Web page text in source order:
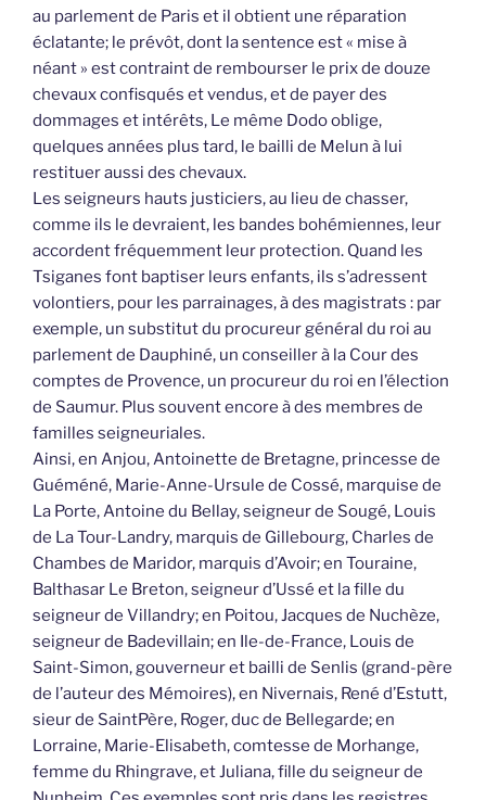
au parlement de Paris et il obtient une réparation
éclatante; le prévôt, dont la sentence est « mise à
néant » est contraint de rembourser le prix de douze
chevaux confisqués et vendus, et de payer des
dommages et intérêts, Le même Dodo oblige,
quelques années plus tard, le bailli de Melun à lui
restituer aussi des chevaux.
Les seigneurs hauts justiciers, au lieu de chasser,
comme ils le devraient, les bandes bohémiennes, leur
accordent fréquemment leur protection. Quand les
Tsiganes font baptiser leurs enfants, ils s’adressent
volontiers, pour les parrainages, à des magistrats : par
exemple, un substitut du procureur général du roi au
parlement de Dauphiné, un conseiller à la Cour des
comptes de Provence, un procureur du roi en l’élection
de Saumur. Plus souvent encore à des membres de
familles seigneuriales.
Ainsi, en Anjou, Antoinette de Bretagne, princesse de
Guéméné, Marie-Anne-Ursule de Cossé, marquise de
La Porte, Antoine du Bellay, seigneur de Sougé, Louis
de La Tour-Landry, marquis de Gillebourg, Charles de
Chambes de Maridor, marquis d’Avoir; en Touraine,
Balthasar Le Breton, seigneur d’Ussé et la fille du
seigneur de Villandry; en Poitou, Jacques de Nuchèze,
seigneur de Badevillain; en Ile-de-France, Louis de
Saint-Simon, gouverneur et bailli de Senlis (grand-père
de l’auteur des Mémoires), en Nivernais, René d’Estutt,
sieur de SaintPère, Roger, duc de Bellegarde; en
Lorraine, Marie-Elisabeth, comtesse de Morhange,
femme du Rhingrave, et Juliana, fille du seigneur de